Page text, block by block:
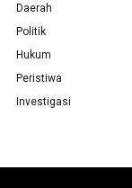
Daerah
Politik
Hukum
Peristiwa
Investigasi